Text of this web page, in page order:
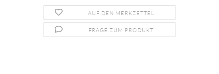
AUF DEN MERKZETTEL
FRAGE ZUM PRODUKT